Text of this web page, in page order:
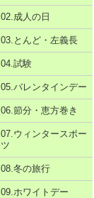
02.成人の日
03.とんど・左義長
04.試験
05.バレンタインデー
06.節分・恵方巻き
07.ウィンタースポー
ツ
08.冬の旅行
09.ホワイトデー